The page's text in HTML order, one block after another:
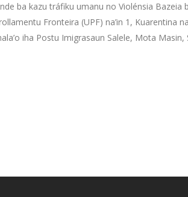
ba kazu tráfiku umanu no Violénsia Bazeia
Fronteira (UPF) na’in 1, Kuarentina
iha Postu Imigrasaun Salele, Mota Masin,